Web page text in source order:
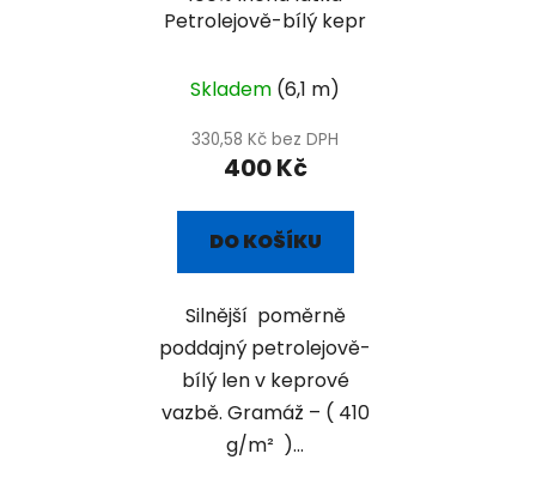
Petrolejově-bílý kepr
Skladem (6,1 m)
330,58 Kč bez DPH
400 Kč
DO KOŠÍKU
Silnější poměrně
poddajný petrolejově-
bílý len v keprové
vazbě. Gramáž – ( 410
g/m² )...